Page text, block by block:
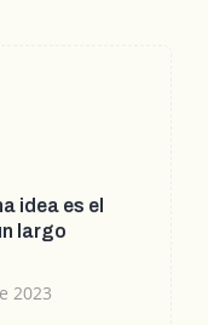
idea es el
largo
2023